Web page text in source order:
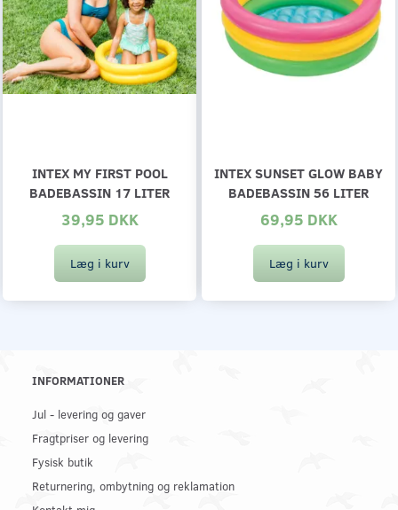
INTEX MY FIRST POOL
BADEBASSIN 17 LITER
39,95 DKK
Læg i kurv
INTEX SUNSET GLOW BABY
BADEBASSIN 56 LITER
69,95 DKK
Læg i kurv
INFORMATIONER
Jul - levering og gaver
Fragtpriser og levering
Fysisk butik
Returnering, ombytning og reklamation